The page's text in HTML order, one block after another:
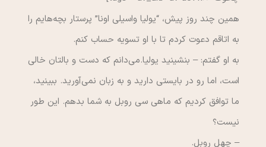
همين چند روز پيش، “يوليا واسيلي اونا” پرستار بچه‌هايم را
به اتاقم دعوت كردم تا با او تسويه حساب كنم.
به او گفتم: – بنشينيد يوليا.مي‌دانم كه دست و بالتان خالي
است، اما رو در بايستي داريد و به زبان نمي‌آوريد. ببينيد،
ما توافق كرديم كه ماهي سي روبل به شما بدهم. اين طور
نيست؟
– چهل روبل.